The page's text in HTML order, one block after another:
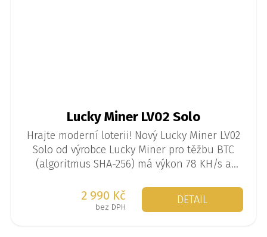
Lucky Miner LV02 Solo
Hrajte moderní loterii! Nový Lucky Miner LV02
Solo od výrobce Lucky Miner pro těžbu BTC
(algoritmus SHA-256) má výkon 78 KH/s a
se miner těží sám a je malá šance, že
najednou vytěží 3,125 BTC.
2 990 Kč
bez DPH
DETAIL